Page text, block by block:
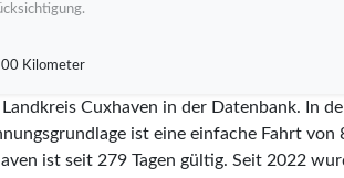
Kilometer
Cuxhaven in der Datenbank. In
ist eine einfache Fahrt
ist seit 279Tagen gültig. Seit 2022